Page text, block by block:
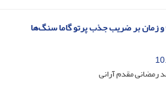
رمضانی مقدم آرانی